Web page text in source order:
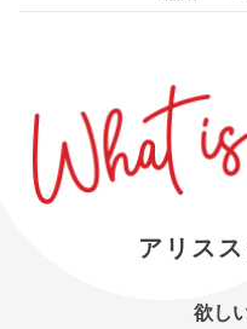
アリス
欲し